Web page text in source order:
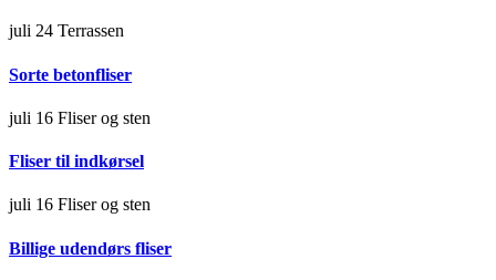
juli 24 Terrassen
Sorte betonfliser
juli 16 Fliser og sten
Fliser til indkørsel
juli 16 Fliser og sten
Billige udendørs fliser